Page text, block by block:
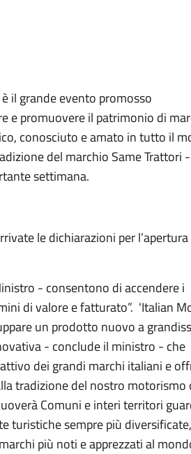
il grande evento promosso
e promuovere il patrimonio di
conosciuto e amato in tutto il
del marchio Same Trattori
settimana.
le dichiarazioni per
- consentono di accendere i
di valore e fatturato”. 'Italian
un prodotto nuovo a
- conclude il ministro - che
dei grandi marchi italiani e
tradizione del nostro motorismo
Comuni e interi territori
turistiche sempre più
più noti e apprezzati al